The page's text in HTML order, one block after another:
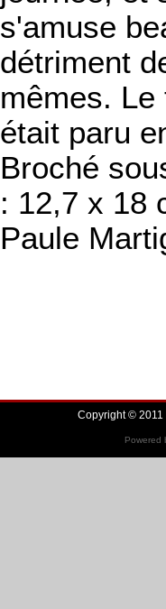
s'amuse
détriment
mêmes.
était paru
Broché
: 12,7 x 18
Paule
Copyright © 2011
Powered